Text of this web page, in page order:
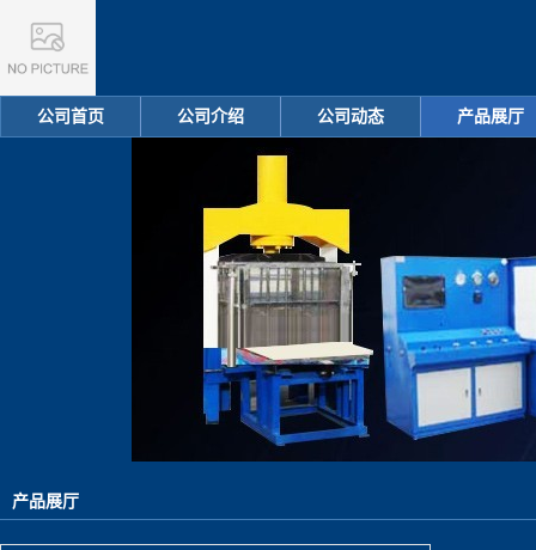
公司首页 公司介绍 公司动态 产品展厅
产品展厅